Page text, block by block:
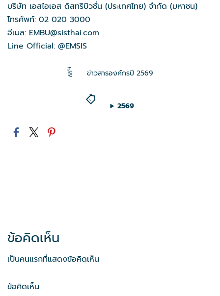
บริษัท เอสไอเอส ดิสทริบิวชั่น (ประเทศไทย) จำกัด (มหาชน)
โทรศัพท์: 02 020 3000
อีเมล: EMBU@sisthai.com
Line Official: @EMSIS
ข่าวสารองค์กรปี 2569
2569
ข้อคิดเห็น
เป็นคนแรกที่แสดงข้อคิดเห็น
ข้อคิดเห็น